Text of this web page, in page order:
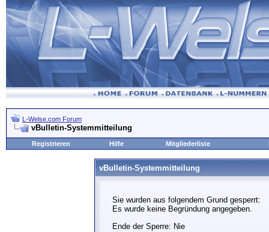
L-Welse.com Forum
vBulletin-Systemmitteilung
Registrieren Hilfe Mitgliederliste
vBulletin-Systemmitteilung
Sie wurden aus folgendem Grund gesperrt:
Es wurde keine Begründung angegeben.
Ende der Sperre: Nie